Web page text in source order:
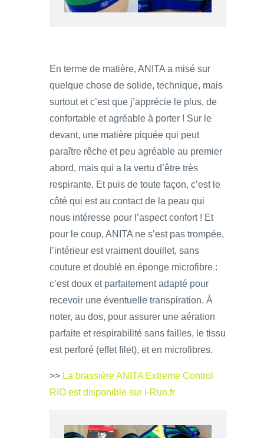
En terme de matière, ANITA a misé sur
quelque chose de solide, technique, mais
surtout et c’est que j’apprécie le plus, de
confortable et agréable à porter ! Sur le
devant, une matière piquée qui peut
paraître rêche et peu agréable au premier
abord, mais qui a la vertu d’être très
respirante. Et puis de toute façon, c’est le
côté qui est au contact de la peau qui
nous intéresse pour l’aspect confort ! Et
pour le coup, ANITA ne s’est pas trompée,
l’intérieur est vraiment douillet, sans
couture et doublé en éponge microfibre :
c’est doux et parfaitement adapté pour
recevoir une éventuelle transpiration. À
noter, au dos, pour assurer une aération
parfaite et respirabilité sans failles, le tissu
est perforé (effet filet), et en microfibres.
>> La brassière ANITA Extreme Control
RIO est disponible sur i-Run.fr